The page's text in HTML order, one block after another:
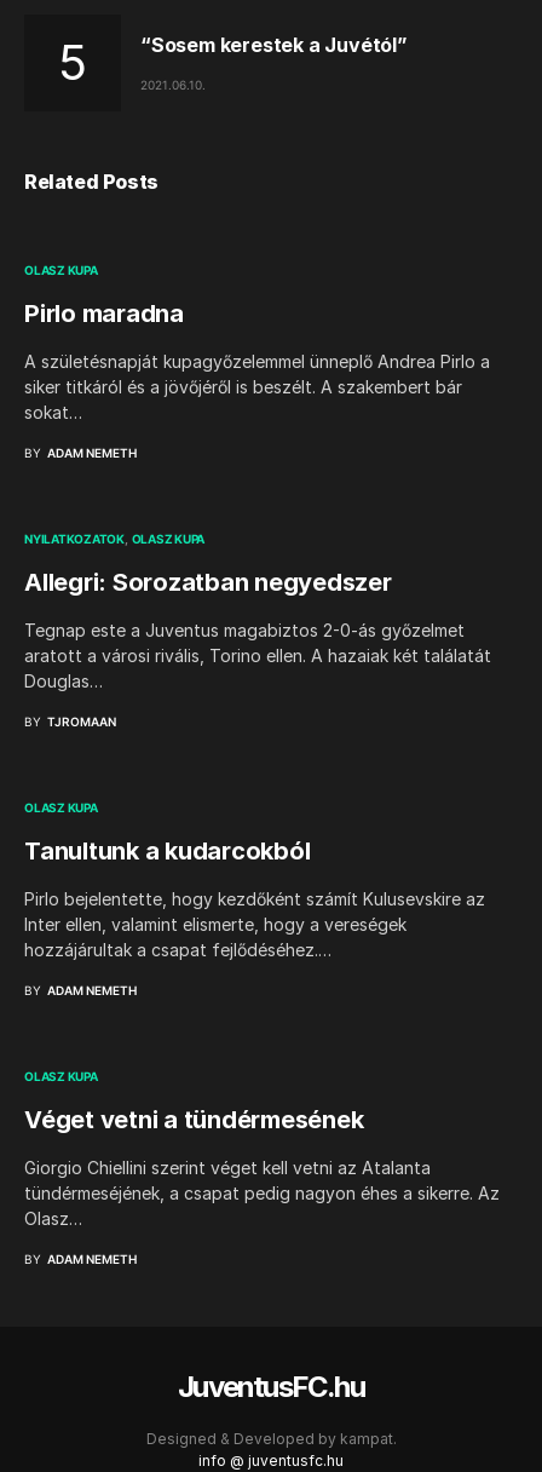
“Sosem kerestek a Juvétól”
2021.06.10.
Related Posts
OLASZ KUPA
Pirlo maradna
A születésnapját kupagyőzelemmel ünneplő Andrea Pirlo a
siker titkáról és a jövőjéről is beszélt. A szakembert bár
sokat…
BY ADAM NEMETH
NYILATKOZATOK OLASZ KUPA
Allegri: Sorozatban negyedszer
Tegnap este a Juventus magabiztos 2-0-ás győzelmet
aratott a városi rivális, Torino ellen. A hazaiak két találatát
Douglas…
BY TJROMAAN
OLASZ KUPA
Tanultunk a kudarcokból
Pirlo bejelentette, hogy kezdőként számít Kulusevskire az
Inter ellen, valamint elismerte, hogy a vereségek
hozzájárultak a csapat fejlődéséhez.…
BY ADAM NEMETH
OLASZ KUPA
Véget vetni a tündérmesének
Giorgio Chiellini szerint véget kell vetni az Atalanta
tündérmeséjének, a csapat pedig nagyon éhes a sikerre. Az
Olasz…
BY ADAM NEMETH
JuventusFC.hu
Designed & Developed by kampat.
info @ juventusfc.hu